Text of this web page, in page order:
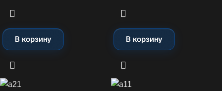
В корзину В корзину